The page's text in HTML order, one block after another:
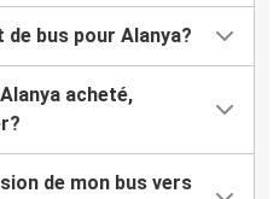
bus pour Alanya?
acheté,
de mon bus vers